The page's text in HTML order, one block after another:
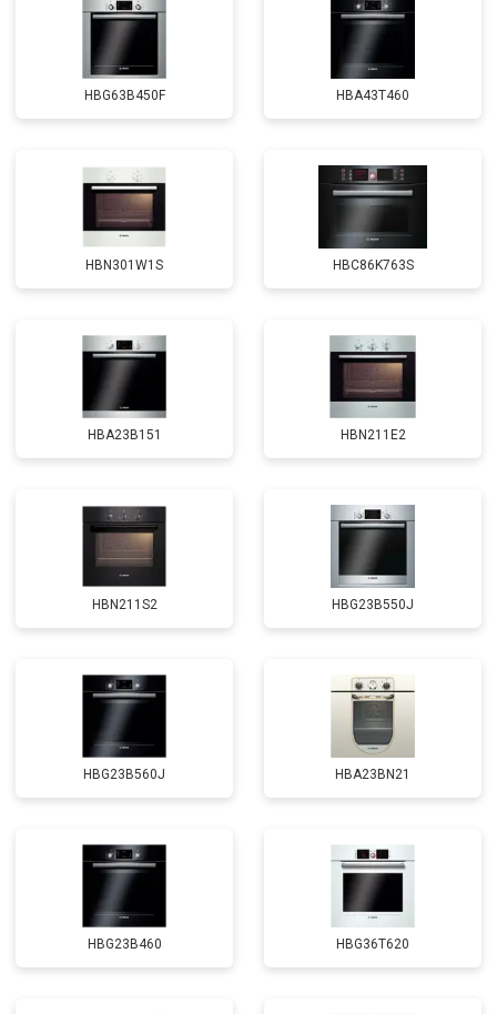
HBG63B450F HBA43T460
HBN301W1S HBC86K763S
HBA23B151 HBN211E2
HBN211S2 HBG23B550J
HBG23B560J HBA23BN21
HBG23B460 HBG36T620